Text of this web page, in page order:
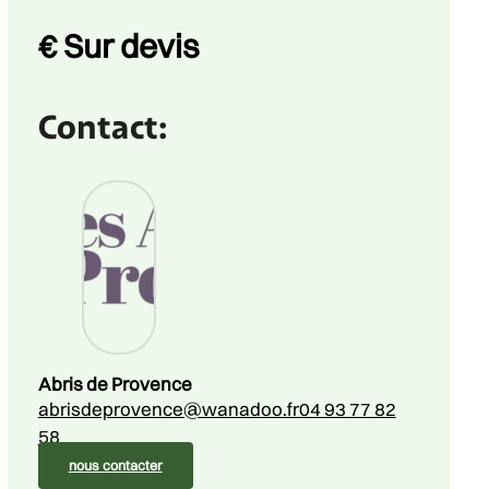
Price
€Sur devis
Contact:
Abris de Provence
abrisdeprovence@wanadoo.fr04 93 77 82
58
nous contacter